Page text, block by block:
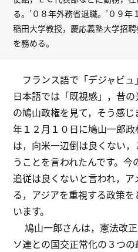
る。’０８年外務省退職。’０９
稲田大学教授，慶応義塾大学招
を務める。
フランス語で「デジャビュ
日本語では「既視感」，昔
の鳩山政権を見て，そう感
年１２月１０日に鳩山一郎
は，向米一辺倒は良くない
うことを言われたんです。
追従は良くないと言われ，
る，アジアを重視する政策
います。
鳩山一郎さんは，憲法改正
ソ連との国交正常化の３つ